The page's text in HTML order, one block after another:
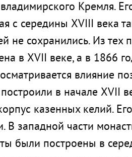
Кремля.
с середины XVIII
сохранились. Из тех
в XVII веке, а в 1866
влияние
в начале XVII
казенных келий.
западной части
были построены в